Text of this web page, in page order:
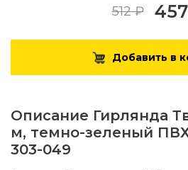
512 ₽
Добавить в
Описание Гирлянда
м, темно-зеленый ПВХ
303-049